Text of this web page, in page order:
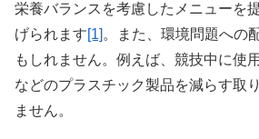
栄養バランスを考慮したメニューを
げられます[1] 。また、環境問題への
もしれません。例えば、競技中に使
などのプラスチック製品を減らす取
ません。